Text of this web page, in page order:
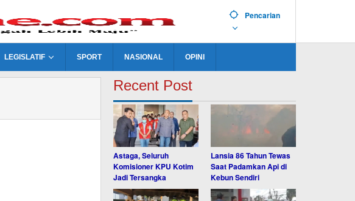
Pencarian
LEGISLATIF SPORT NASIONAL OPINI
Recent Post
Astaga, Seluruh
Komisioner KPU Kotim
Jadi Tersangka
Lansia 86 Tahun Tewas
Saat Padamkan Api di
Kebun Sendiri